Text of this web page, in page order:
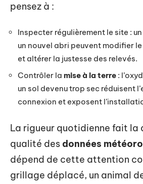
pensez à :
Inspecter régulièrement le site :
un nouvel abri peuvent modifier
et altérer la justesse des relevés.
Contrôler la mise à la terre :
un sol devenu trop sec réduisent
connexion et exposent
La rigueur quotidienne fait la
qualité des données
dépend de cette attention
grillage déplacé, un animal